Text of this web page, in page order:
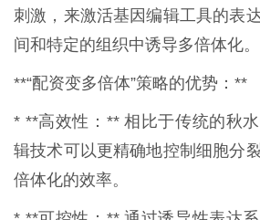
刺激，来激活基因编辑工具的表
间和特定的组织中诱导多倍体化。
**“配资变多倍体”策略的优势：**
* **高效性：** 相比于传统的秋
辑技术可以更精确地控制细胞分
倍体化的效率。